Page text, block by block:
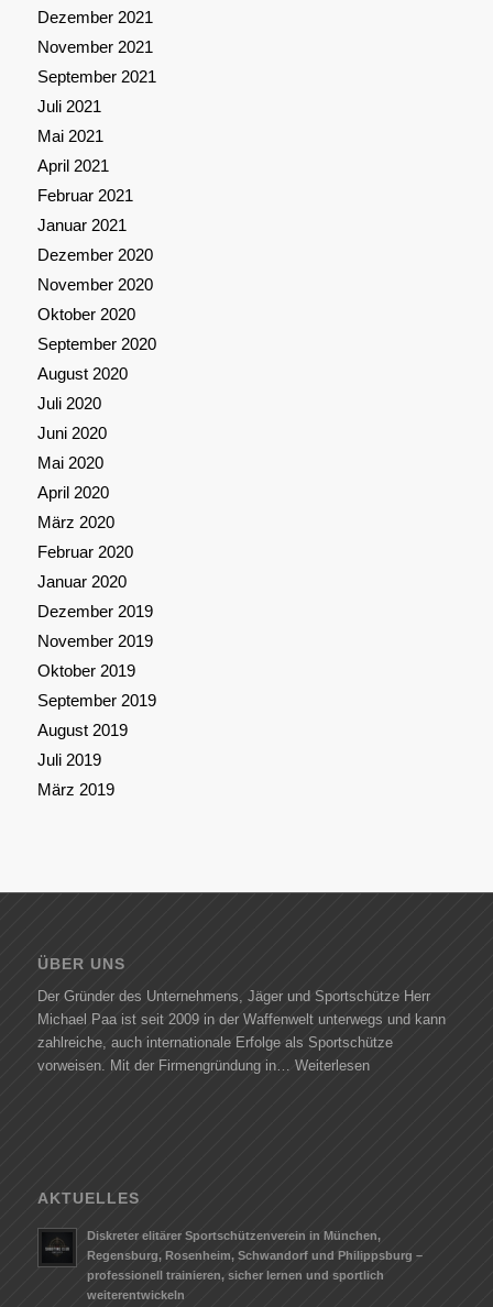
Dezember 2021
November 2021
September 2021
Juli 2021
Mai 2021
April 2021
Februar 2021
Januar 2021
Dezember 2020
November 2020
Oktober 2020
September 2020
August 2020
Juli 2020
Juni 2020
Mai 2020
April 2020
März 2020
Februar 2020
Januar 2020
Dezember 2019
November 2019
Oktober 2019
September 2019
August 2019
Juli 2019
März 2019
ÜBER UNS
Der Gründer des Unternehmens, Jäger und Sportschütze Herr
Michael Paa ist seit 2009 in der Waffenwelt unterwegs und kann
zahlreiche, auch internationale Erfolge als Sportschütze
vorweisen. Mit der Firmengründung in… Weiterlesen
AKTUELLES
Diskreter elitärer Sportschützenverein in München,
Regensburg, Rosenheim, Schwandorf und Philippsburg –
professionell trainieren, sicher lernen und sportlich
weiterentwickeln